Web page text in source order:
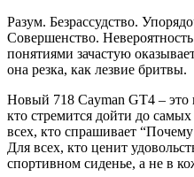
Разум. Безрассудство.
Совершенство.
понятиями зачастую
она резка, как лезвие бритвы.
Новый 718 Cayman GT4 – это
кто стремится дойти до
всех, кто спрашивает
Для всех, кто ценит
спортивном сиденье, а не в